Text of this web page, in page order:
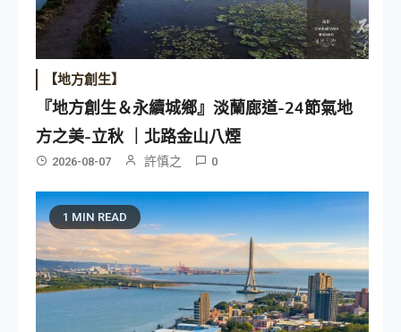
【地方創生】
『地方創生＆永續城鄉』淡蘭廊道-24節氣地
方之美-立秋 ｜北路金山八煙
2026-08-07 許慎之 0
1 MIN READ